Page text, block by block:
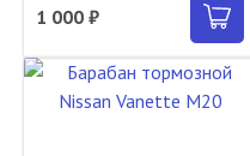
1 000 ₽